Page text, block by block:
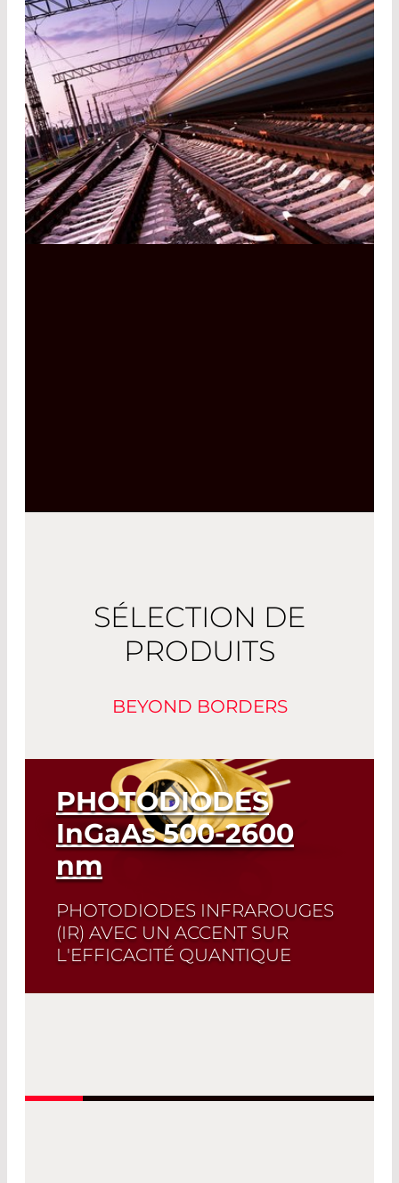
SÉLECTION DE
PRODUITS
BEYOND BORDERS
PHOTODIODES
InGaAs500-2600
nm
PHOTODIODES INFRAROUGES
(IR) AVEC UN ACCENT SUR
L'EFFICACITÉ QUANTIQUE
LASER COMPONENTS développe et
Read More